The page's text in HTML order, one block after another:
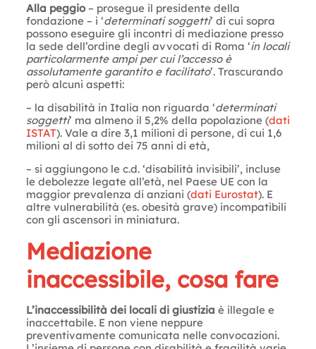
Alla peggio– prosegue il presidente della
fondazione – i ‘determinati soggetti’ di cui sopra
possono eseguire gli incontri di mediazione presso
la sede dell’ordine degli avvocati di Roma ‘in locali
particolarmente ampi per cui l’accesso è
assolutamente garantito e facilitato’. Trascurando
però alcuni aspetti:
– la disabilità in Italia non riguarda ‘determinati
soggetti’ ma almeno il 5,2% della popolazione (dati
ISTAT). Vale a dire 3,1 milioni di persone, di cui 1,6
milioni al di sotto dei 75 anni di età,
– si aggiungono le c.d. ‘disabilità invisibili’, incluse
le debolezze legate all’età, nel Paese UE con la
maggior prevalenza di anziani (dati Eurostat). E
altre vulnerabilità (es. obesità grave) incompatibili
con gli ascensori in miniatura.
Mediazione
inaccessibile, cosa fare
L’inaccessibilità dei locali di giustizia è illegale e
inaccettabile. E non viene neppure
preventivamente comunicata nelle convocazioni.